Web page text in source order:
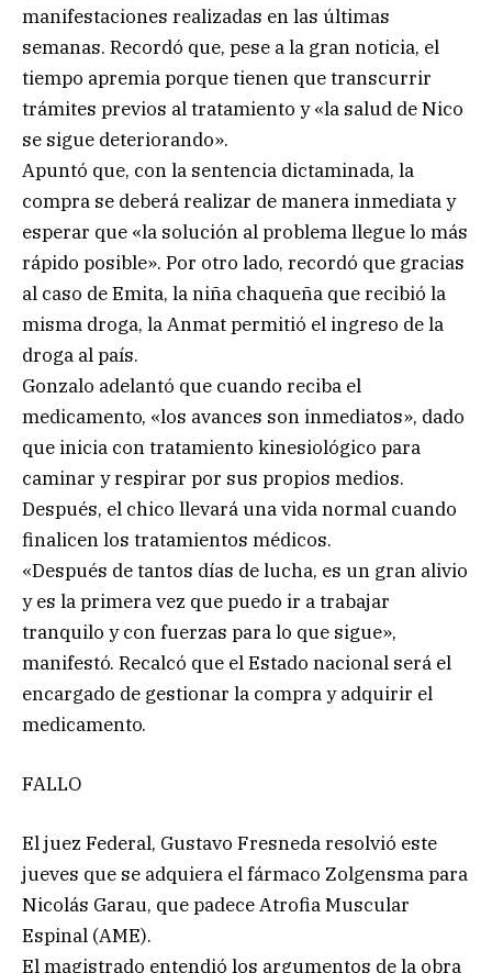
manifestaciones realizadas en las últimas
semanas. Recordó que, pese a la gran noticia, el
tiempo apremia porque tienen que transcurrir
trámites previos al tratamiento y «la salud de Nico
se sigue deteriorando».
Apuntó que, con la sentencia dictaminada, la
compra se deberá realizar de manera inmediata y
esperar que «la solución al problema llegue lo más
rápido posible». Por otro lado, recordó que gracias
al caso de Emita, la niña chaqueña que recibió la
misma droga, la Anmat permitió el ingreso de la
droga al país.
Gonzalo adelantó que cuando reciba el
medicamento, «los avances son inmediatos», dado
que inicia con tratamiento kinesiológico para
caminar y respirar por sus propios medios.
Después, el chico llevará una vida normal cuando
finalicen los tratamientos médicos.
«Después de tantos días de lucha, es un gran alivio
y es la primera vez que puedo ir a trabajar
tranquilo y con fuerzas para lo que sigue»,
manifestó. Recalcó que el Estado nacional será el
encargado de gestionar la compra y adquirir el
medicamento.
FALLO
El juez Federal, Gustavo Fresneda resolvió este
jueves que se adquiera el fármaco Zolgensma para
Nicolás Garau, que padece Atrofia Muscular
Espinal (AME).
El magistrado entendió los argumentos de la obra